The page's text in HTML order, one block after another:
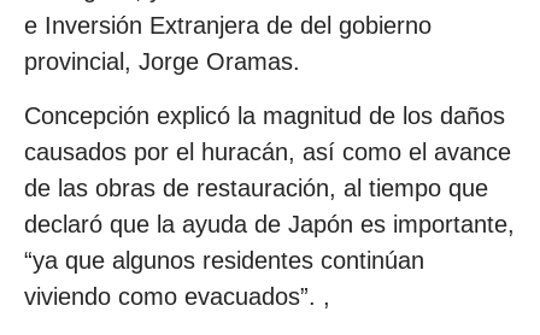
e Inversión Extranjera de del gobierno
provincial, Jorge Oramas.
Concepción explicó la magnitud de los daños
causados por el huracán, así como el avance
de las obras de restauración, al tiempo que
declaró que la ayuda de Japón es importante,
“ya que algunos residentes continúan
viviendo como evacuados”. ,